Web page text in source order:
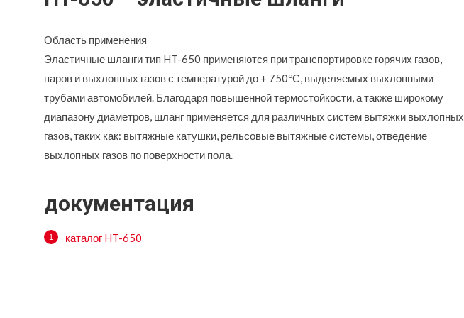
Область применения
Эластичные шланги тип HT-650 применяются при транспортировке горячих газов,
паров и выхлопных газов с температурой до + 750ºС, выделяемыx выхлопными
трубами автомобилей. Благодаря повышенной термостойкости, а также широкому
диапазону диаметров, шланг применяется для различных систем вытяжки выхлопных
газов, таких как: вытяжные катушки, рельсовые вытяжные системы, отведение
выхлопных газов по поверхности пола.
документация
каталог HT-650